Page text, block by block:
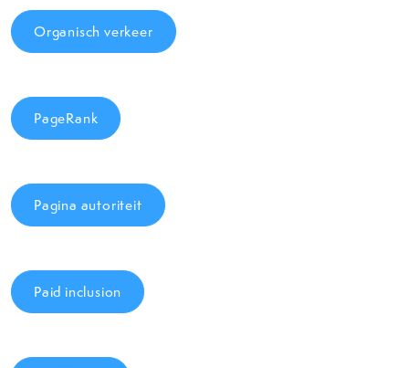
Organisch verkeer
PageRank
Pagina autoriteit
Paid inclusion